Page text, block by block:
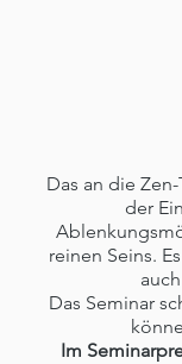
Das an die
der
reinen Seins.
Das Seminar
Im